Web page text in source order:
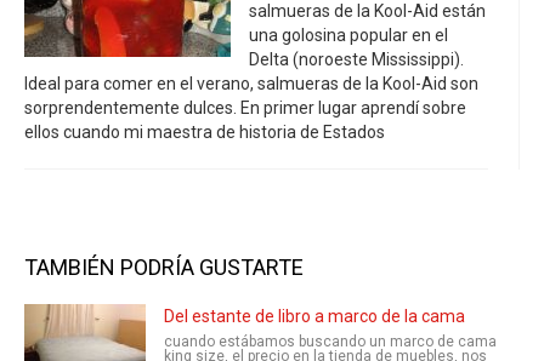
salmueras de la Kool-Aid están
una golosina popular en el
Delta (noroeste Mississippi).
Ideal para comer en el verano, salmueras de la Kool-Aid son
sorprendentemente dulces. En primer lugar aprendí sobre
ellos cuando mi maestra de historia de Estados
TAMBIÉN PODRÍA GUSTARTE
Del estante de libro a marco de la cama
cuando estábamos buscando un marco de cama
king size, el precio en la tienda de muebles, nos